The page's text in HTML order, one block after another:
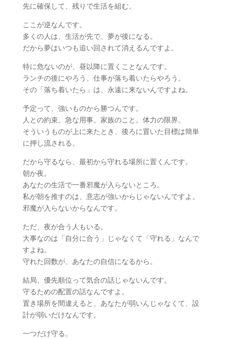
先に確保して、残りで生活を組む。
ここが逆なんです。
多くの人は、生活が先で、夢が後になる。
だから夢はいつも追い回されて消えるんですよ。
特に危ないのが、昼以降に置くことなんです。
ランチの後にやろう、仕事が落ち着いたらやろう。
その「落ち着いたら」は、永遠に来ないんですよね。
予定って、強いものから勝つんです。
人との約束。急な用事。家族のこと。体力の限界。
そういうものが上に来たとき、後ろに置いた目標は簡単
に押し流される。
だから守るなら、最初から守れる場所に置くんです。
朝か夜。
あなたの生活で一番邪魔が入らないところ。
私が朝を推すのは、意志が強いからじゃないんですよ。
邪魔が入らないからなんです。
ただ、夜が合う人もいる。
大事なのは「自分に合う」じゃなくて「守れる」なんで
すよね。
守れた回数が、あなたの自信になるから。
結局、優先順位って気合の話じゃないんです。
守るための配置の話なんですよ。
置き場所を間違えると、あなたが弱いんじゃなくて、設
計が弱いだけなんです。
一つだけ守る。